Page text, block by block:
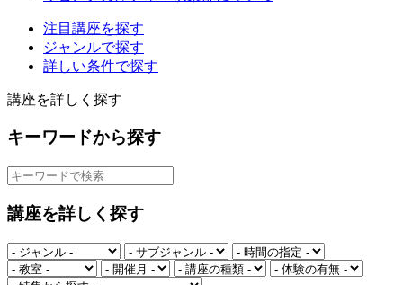
注目講座を探す
ジャンルで探す
詳しい条件で探す
講座を詳しく探す
キーワードから探す
講座を詳しく探す